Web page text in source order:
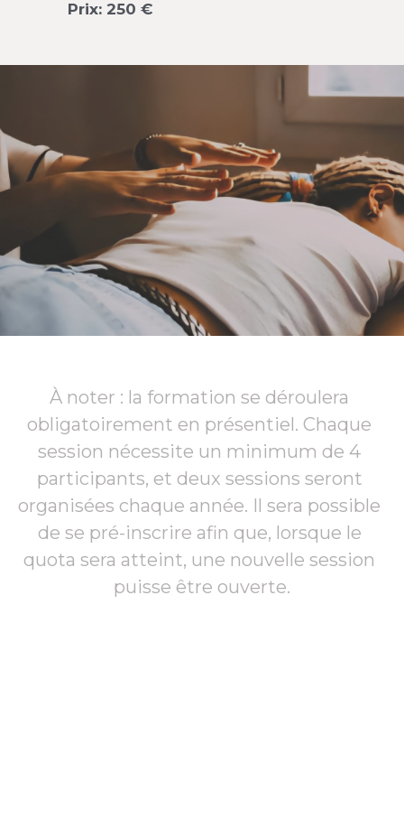
Prix: 250 €
À noter : la formation se déroulera
obligatoirement en présentiel. Chaque
session nécessite un minimum de 4
participants, et deux sessions seront
organisées chaque année. Il sera possible
de se pré-inscrire afin que, lorsque le
quota sera atteint, une nouvelle session
puisse être ouverte.